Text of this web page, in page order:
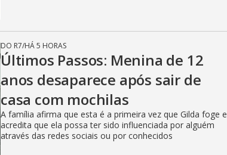
DO R7/HÁ 5 HORAS
Últimos Passos: Menina de 12
anos desaparece após sair de
casa com mochilas
A família afirma que esta é a primeira vez que Gilda foge e
acredita que ela possa ter sido influenciada por alguém
através das redes sociais ou por conhecidos